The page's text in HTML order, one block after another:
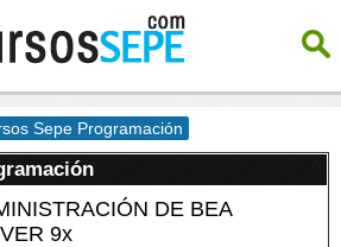
Sepe Programación
DE BEA
9x